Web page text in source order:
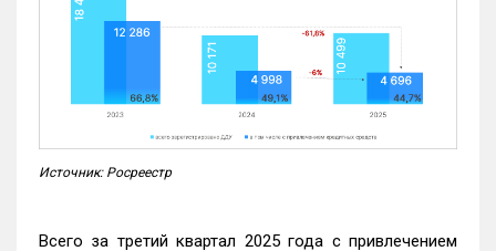
Источник: Росреестр
Всего за третий квартал 2025 года с привлечением